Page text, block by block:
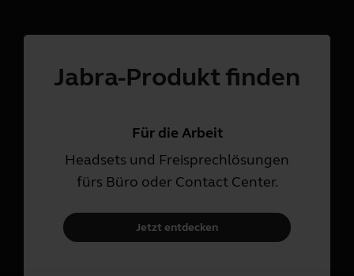
Jabra-Produkt finden
Für die Arbeit
Headsets und Freisprechlösungen
fürs Büro oder Contact Center.
Jetzt entdecken